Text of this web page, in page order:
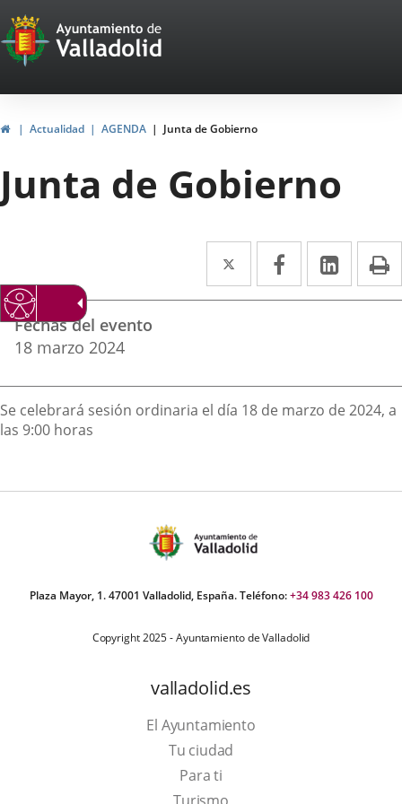
Portal
Web
del
Ayuntamiento
de
Valladolid
InicioActualidad AGENDA Junta de Gobierno
Junta de Gobierno
Twitter
Enlace
a
externa.
Facebook
Enlace
a
externa.
Enlace
a
Datos
del
evento
Fechas del evento
18 marzo 2024
Descripción
Se celebrará sesión ordinaria el día 18 de marzo de 2024, a
las 9:00 horas
Plaza Mayor, 1. 47001 Valladolid, España. Teléfono:+34 983 426 100
Copyright 2025 - Ayuntamiento de Valladolid
valladolid.es
El Ayuntamiento
Tu ciudad
Para ti
Este